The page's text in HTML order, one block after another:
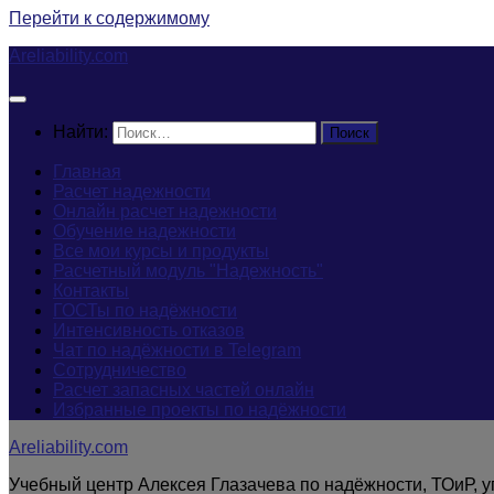
Перейти к содержимому
Areliability.com
Найти:
Главная
Расчет надежности
Онлайн расчет надежности
Обучение надежности
Все мои курсы и продукты
Расчетный модуль "Надежность"
Контакты
ГОСТы по надёжности
Интенсивность отказов
Чат по надёжности в Telegram
Сотрудничество
Расчет запасных частей онлайн
Избранные проекты по надёжности
Areliability.com
Учебный центр Алексея Глазачева по надёжности, ТОиР,